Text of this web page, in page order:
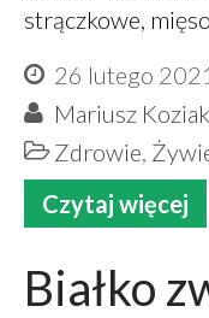
strączkowe,
26 lutego 2021
Mariusz Koziak
Zdrowie,
Czytaj więcej
Białko